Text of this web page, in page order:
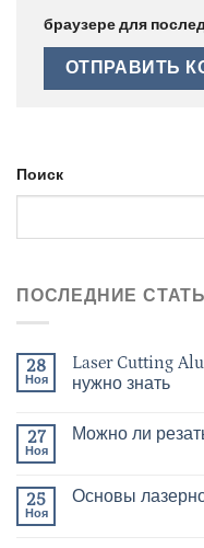
браузере для
Поиск
ПОСЛЕДНИЕ
28
Ноя
Laser Cutting
нужно знать
27
Ноя
Можно ли
25
Ноя
Основы